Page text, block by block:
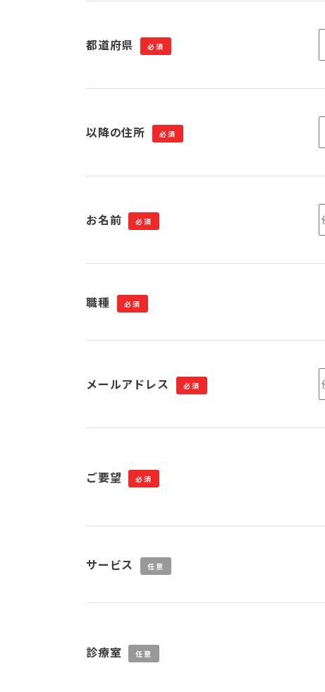
都道府県 必須
以降の住所 必須
お名前 必須
職種 必須
メールアドレス 必須
ご要望 必須
サービス 任意
診療室 任意